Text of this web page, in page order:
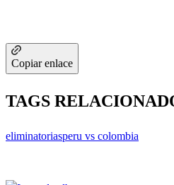
Copiar enlace
TAGS
eliminatoriasperu vs colombia